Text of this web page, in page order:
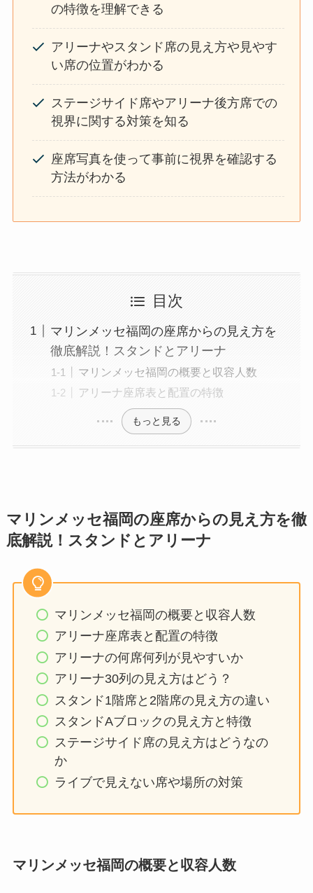
の特徴を理解できる
アリーナやスタンド席の見え方や見やす
い席の位置がわかる
ステージサイド席やアリーナ後方席での
視界に関する対策を知る
座席写真を使って事前に視界を確認する
方法がわかる
目次
マリンメッセ福岡の座席からの見え方を
徹底解説！スタンドとアリーナ
マリンメッセ福岡の概要と収容人数
アリーナ座席表と配置の特徴
もっと見る
マリンメッセ福岡の座席からの見え方を徹
底解説！スタンドとアリーナ
マリンメッセ福岡の概要と収容人数
アリーナ座席表と配置の特徴
アリーナの何席何列が見やすいか
アリーナ30列の見え方はどう？
スタンド1階席と2階席の見え方の違い
スタンドAブロックの見え方と特徴
ステージサイド席の見え方はどうなの
か
ライブで見えない席や場所の対策
マリンメッセ福岡の概要と収容人数